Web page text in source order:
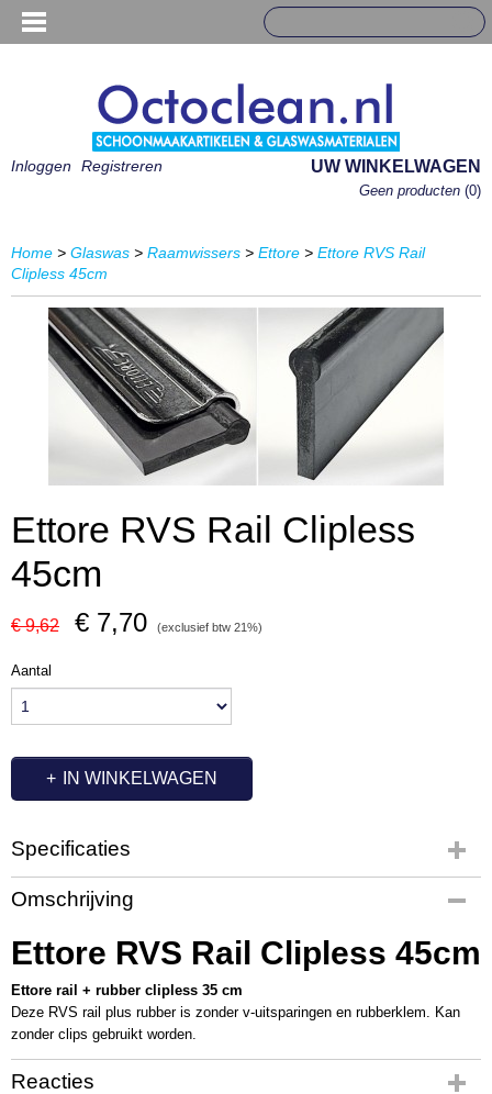
Inloggen Registreren UW WINKELWAGEN
Geen producten (0)
Home > Glaswas > Raamwissers > Ettore > Ettore RVS Rail
Clipless 45cm
Ettore RVS Rail Clipless
45cm
€ 9,62 € 7,70 (exclusief btw 21%)
Aantal
IN WINKELWAGEN
Specificaties
Productcode
ET3319
Omschrijving
Ettore RVS Rail Clipless 45cm
Ettore rail + rubber clipless 35 cm
Deze RVS rail plus rubber is zonder v-uitsparingen en rubberklem. Kan
zonder clips gebruikt worden.
Reacties